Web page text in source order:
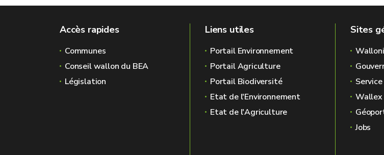
Accès rapides
Communes
Conseil wallon du BEA
Législation
Liens utiles
Portail Environnement
Portail Agriculture
Portail Biodiversité
Etat de l'Environnement
Etat de l'Agriculture
Sites
Wallex
Jobs